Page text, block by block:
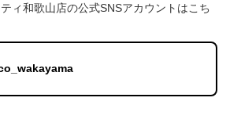
ィ和歌山店の公式SNSアカウントはこち